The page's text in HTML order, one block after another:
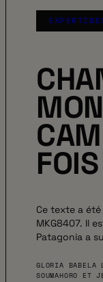
Ce texte a
MKG8407. Il
Patagonia a
GLORIA BABELA
SOUMAHORO ET